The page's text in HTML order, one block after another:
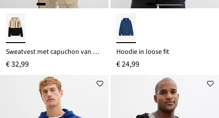
Sweatvest met capuchon van biologisch katoen
€ 32,99
Hoodie in loose fit
€ 24,99